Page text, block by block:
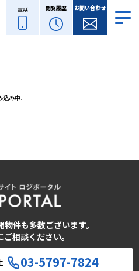
電話 閲覧履歴 お問い合わせ
込み中...
件も多数ございます。
相談ください。
03-5797-7824